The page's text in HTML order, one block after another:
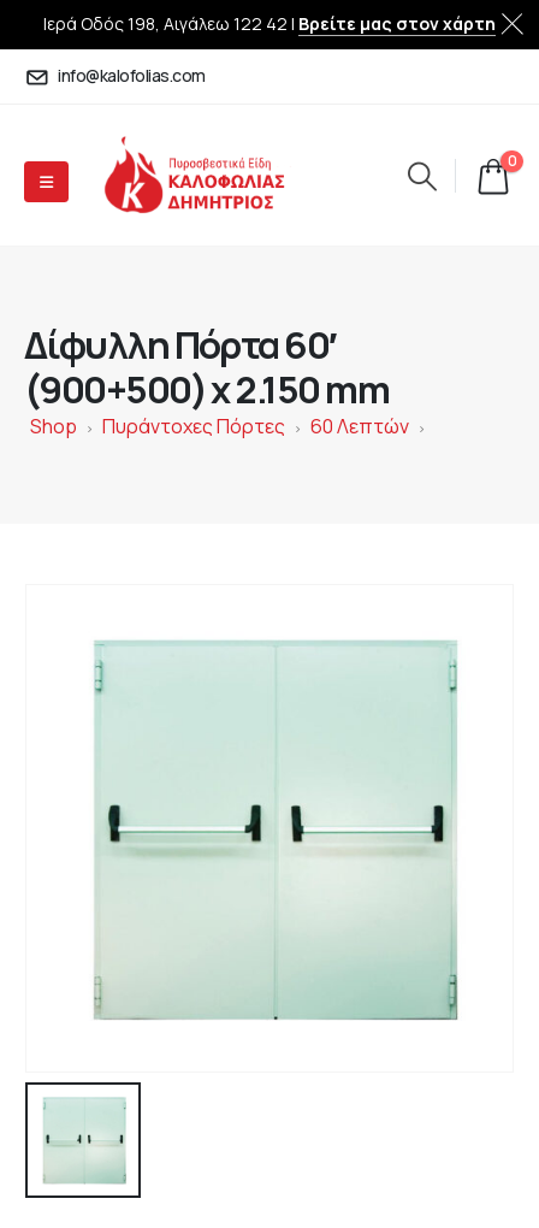
Ιερά Οδός 198, Αιγάλεω 122 42 | Βρείτε μας στον χάρτη
info@kalofolias.com
0
Δίφυλλη Πόρτα 60′
(900+500) x 2.150 mm
Shop > Πυράντοχες Πόρτες > 60 Λεπτών >